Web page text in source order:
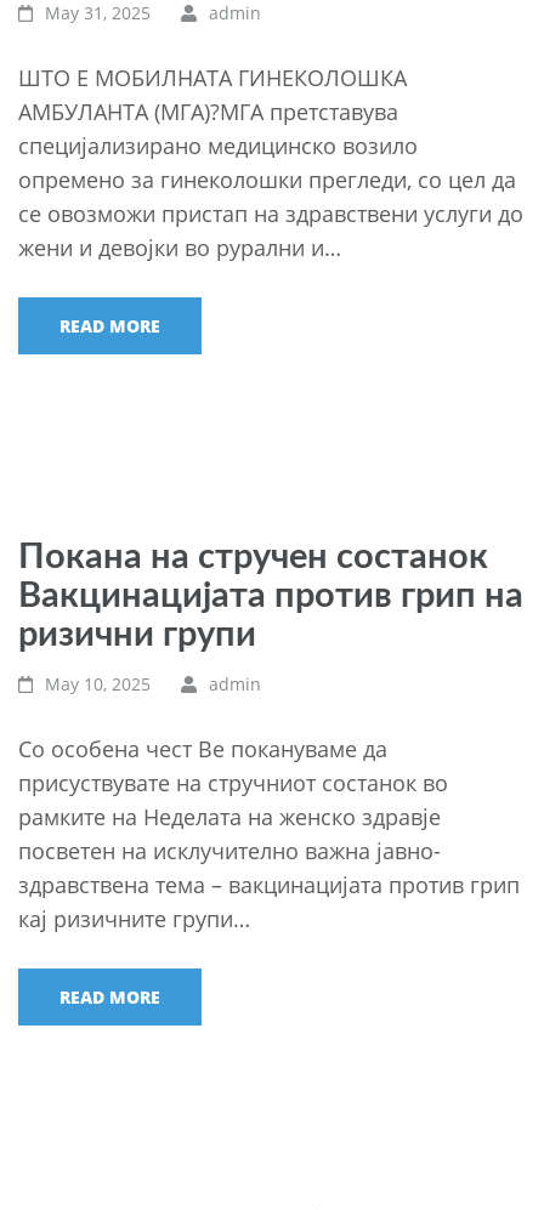
May 31, 2025 admin
ШТО Е МОБИЛНАТА ГИНЕКОЛОШКА
АМБУЛАНТА (МГА)?МГА претставува
специјализирано медицинско возило
опремено за гинеколошки прегледи, со цел да
се овозможи пристап на здравствени услуги до
жени и девојки во рурални и…
READ MORE
Покана на стручен состанок
Вакцинацијата против грип на
ризични групи
May 10, 2025 admin
Со особена чест Ве покануваме да
присуствувате на стручниот состанок во
рамките на Неделата на женско здравје
посветен на исклучително важна јавно-
здравствена тема – вакцинацијата против грип
кај ризичните групи…
READ MORE